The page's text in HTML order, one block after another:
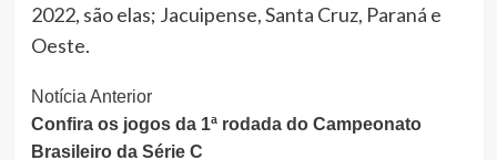
2022, são elas; Jacuipense, Santa Cruz, Paraná e
Oeste.
Continue
Lendo
Notícia Anterior
Confira os jogos da 1ª rodada do Campeonato
Brasileiro da Série C